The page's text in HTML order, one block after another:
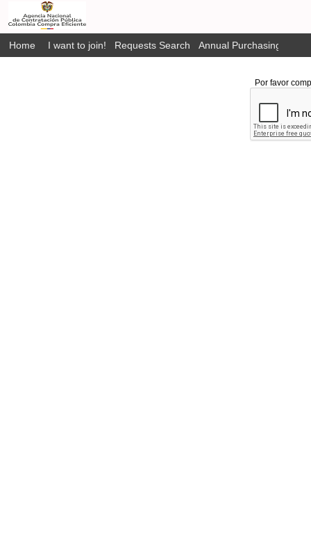
Home I want to join! Requests Search Annual Purchasing Plan
Por favor